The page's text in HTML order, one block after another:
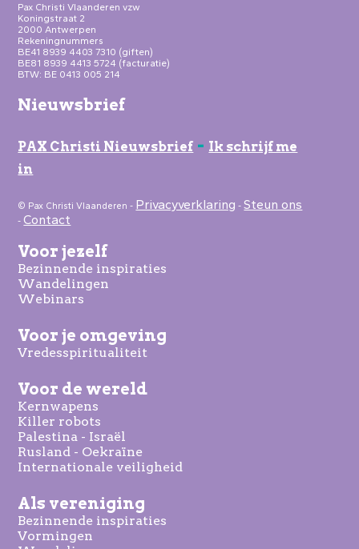
Pax Christi Vlaanderen vzw
Koningstraat 2
2000 Antwerpen
Rekeningnummers
BE41 8939 4403 7310 (giften)
BE81 8939 4413 5724 (facturatie)
BTW: BE 0413 005 214
Nieuwsbrief
PAX Christi Nieuwsbrief - Ik schrijf me
in
© Pax Christi Vlaanderen - Privacyverklaring -Steun ons
-Contact
Voor jezelf
Bezinnende inspiraties
Wandelingen
Webinars
Voor je omgeving
Vredesspiritualiteit
Voor de wereld
Kernwapens
Killer robots
Palestina - Israël
Rusland - Oekraïne
Internationale veiligheid
Als vereniging
Bezinnende inspiraties
Vormingen